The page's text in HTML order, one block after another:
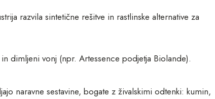
razvila sintetične rešitve in rastlinske alternative za
dimljeni vonj (npr. Artessence podjetja Biolande).
naravne sestavine, bogate z živalskimi odtenki: kumin,